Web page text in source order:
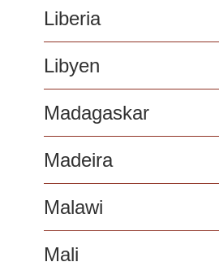
Liberia
Libyen
Madagaskar
Madeira
Malawi
Mali